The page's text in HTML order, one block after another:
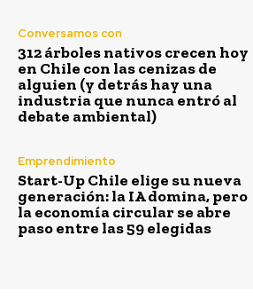
Conversamos con
312 árboles nativos crecen hoy
en Chile con las cenizas de
alguien (y detrás hay una
industria que nunca entró al
debate ambiental)
Emprendimiento
Start-Up Chile elige su nueva
generación: la IA domina, pero
la economía circular se abre
paso entre las 59 elegidas